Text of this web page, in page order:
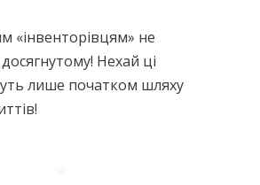
«інвенторівцям» не
Нехай ці
лише початком шляху